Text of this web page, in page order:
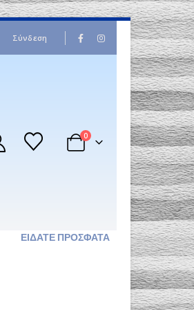
Σύνδεση |
0
ΕΊΔΑΤΕ ΠΡΌΣΦΑΤΑ